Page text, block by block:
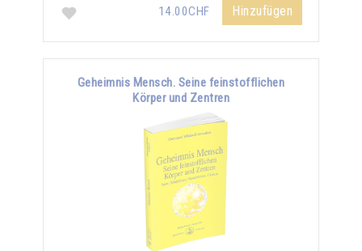
14.00CHF
Hinzufügen
Geheimnis Mensch. Seine feinstofflichen
Körper und Zentren